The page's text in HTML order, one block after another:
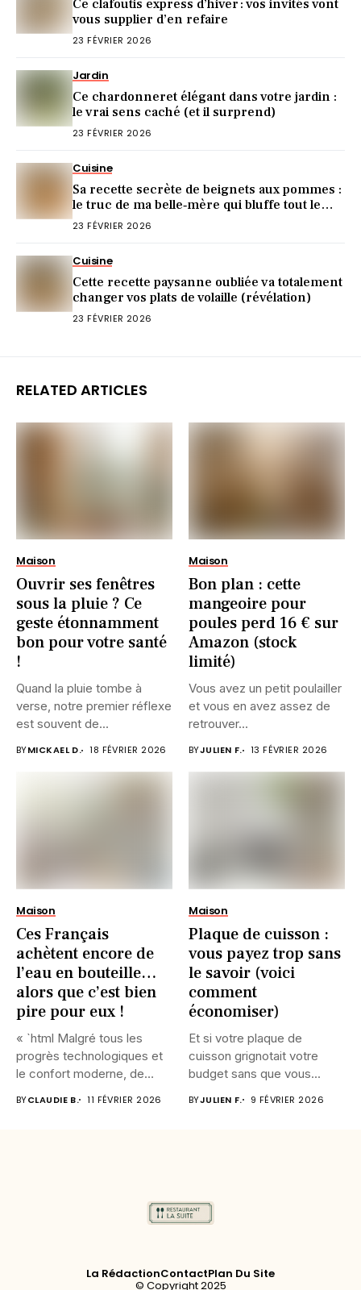
Ce clafoutis express d’hiver : vos invités vont
vous supplier d’en refaire
23 FÉVRIER 2026
Jardin
Ce chardonneret élégant dans votre jardin :
le vrai sens caché (et il surprend)
23 FÉVRIER 2026
Cuisine
Sa recette secrète de beignets aux pommes :
le truc de ma belle‑mère qui bluffe tout le
monde
23 FÉVRIER 2026
Cuisine
Cette recette paysanne oubliée va totalement
changer vos plats de volaille (révélation)
23 FÉVRIER 2026
RELATED ARTICLES
Maison
Ouvrir ses fenêtres
sous la pluie ? Ce
geste étonnamment
bon pour votre santé
!
Quand la pluie tombe à
verse, notre premier réflexe
est souvent de...
BYMICKAEL D. 18 FÉVRIER 2026
Maison
Bon plan : cette
mangeoire pour
poules perd 16 € sur
Amazon (stock
limité)
Vous avez un petit poulailler
et vous en avez assez de
retrouver...
BYJULIEN F. 13 FÉVRIER 2026
Maison
Ces Français
achètent encore de
l’eau en bouteille…
alors que c’est bien
pire pour eux !
« `html Malgré tous les
progrès technologiques et
le confort moderne, de
BYCLAUDIE B. 11 FÉVRIER 2026
Maison
Plaque de cuisson :
vous payez trop sans
le savoir (voici
comment
économiser)
Et si votre plaque de
cuisson grignotait votre
budget sans que vous...
BYJULIEN F. 9 FÉVRIER 2026
La RédactionContactPlan Du Site
© Copyright 2025